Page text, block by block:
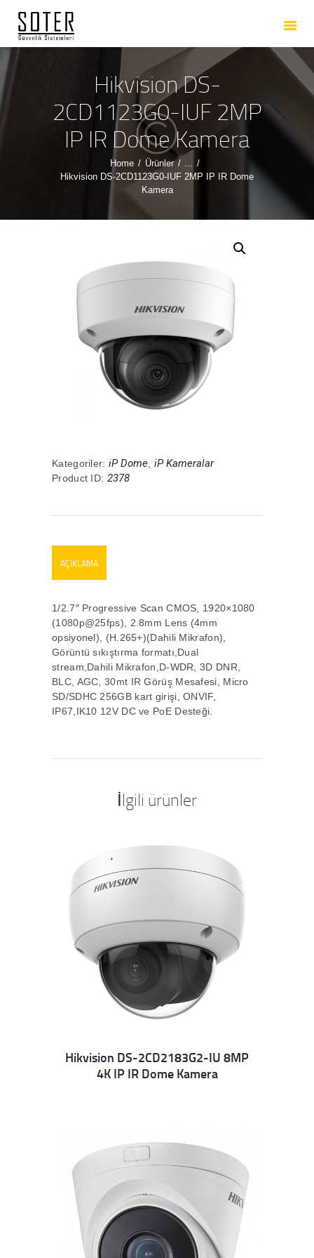
Hikvision DS-
2CD1123G0-IUF 2MP
IP IR Dome Kamera
Home Ürünler
...
Hikvision DS-2CD1123G0-IUF 2MP IP IR Dome
Kamera
ANASAYFA
HAKKIMIZDA
HIZMETLERIMIZ
ÜRÜNLERIMIZ
REFERANSLARIMIZ
İLETIŞIM
Kategoriler: iP Dome iP Kameralar
Product ID: 2378
AÇIKLAMA
1/2.7″ Progressive Scan CMOS, 1920×1080
(1080p@25fps), 2.8mm Lens (4mm
opsiyonel), (H.265+)(Dahili Mikrafon),
Görüntü sıkıştırma formatı,Dual
stream,Dahili Mikrafon,D-WDR, 3D DNR,
BLC, AGC, 30mt IR Görüş Mesafesi, Micro
SD/SDHC 256GB kart girişi, ONVIF,
IP67,IK10 12V DC ve PoE Desteği.
İlgili ürünler
Details
Hikvision DS-2CD2183G2-IU 8MP
4K IP IR Dome Kamera